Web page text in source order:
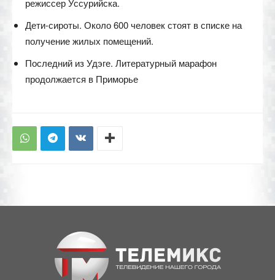
Дети-сироты. Около 600 человек стоят в списке на
получение жилых помещений.
Последний из Удэге. Литературный марафон
продолжается в Приморье